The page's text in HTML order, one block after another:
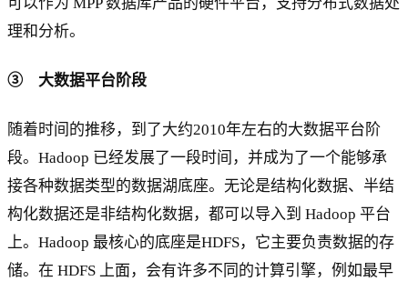
可以作为 MPP 数据库产品的硬件平台，支持分布式数据处
理和分析。
③ 大数据平台阶段
随着时间的推移，到了大约2010年左右的大数据平台阶
段。Hadoop 已经发展了一段时间，并成为了一个能够承
接各种数据类型的数据湖底座。无论是结构化数据、半结
构化数据还是非结构化数据，都可以导入到 Hadoop 平台
上。Hadoop 最核心的底座是HDFS，它主要负责数据的存
储。在 HDFS 上面，会有许多不同的计算引擎，例如最早